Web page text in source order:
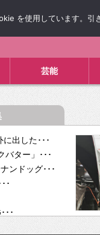
芸能
に出した･･･
バター」･･･
ンドッグ･･･
･
･･
を使用しています。